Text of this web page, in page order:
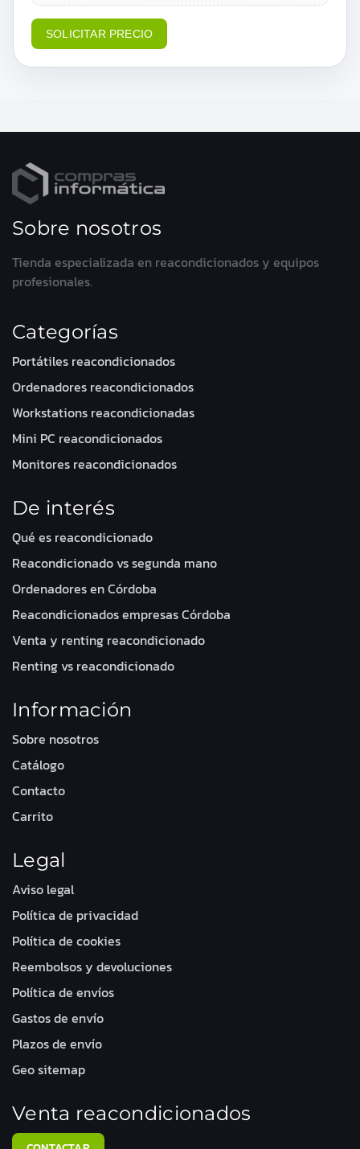
SOLICITAR PRECIO
Sobre nosotros
Tienda especializada en reacondicionados y equipos
profesionales.
Categorías
Portátiles reacondicionados
Ordenadores reacondicionados
Workstations reacondicionadas
Mini PC reacondicionados
Monitores reacondicionados
De interés
Qué es reacondicionado
Reacondicionado vs segunda mano
Ordenadores en Córdoba
Reacondicionados empresas Córdoba
Venta y renting reacondicionado
Renting vs reacondicionado
Información
Sobre nosotros
Catálogo
Contacto
Carrito
Legal
Aviso legal
Política de privacidad
Política de cookies
Reembolsos y devoluciones
Política de envíos
Gastos de envío
Plazos de envío
Geo sitemap
Venta reacondicionados